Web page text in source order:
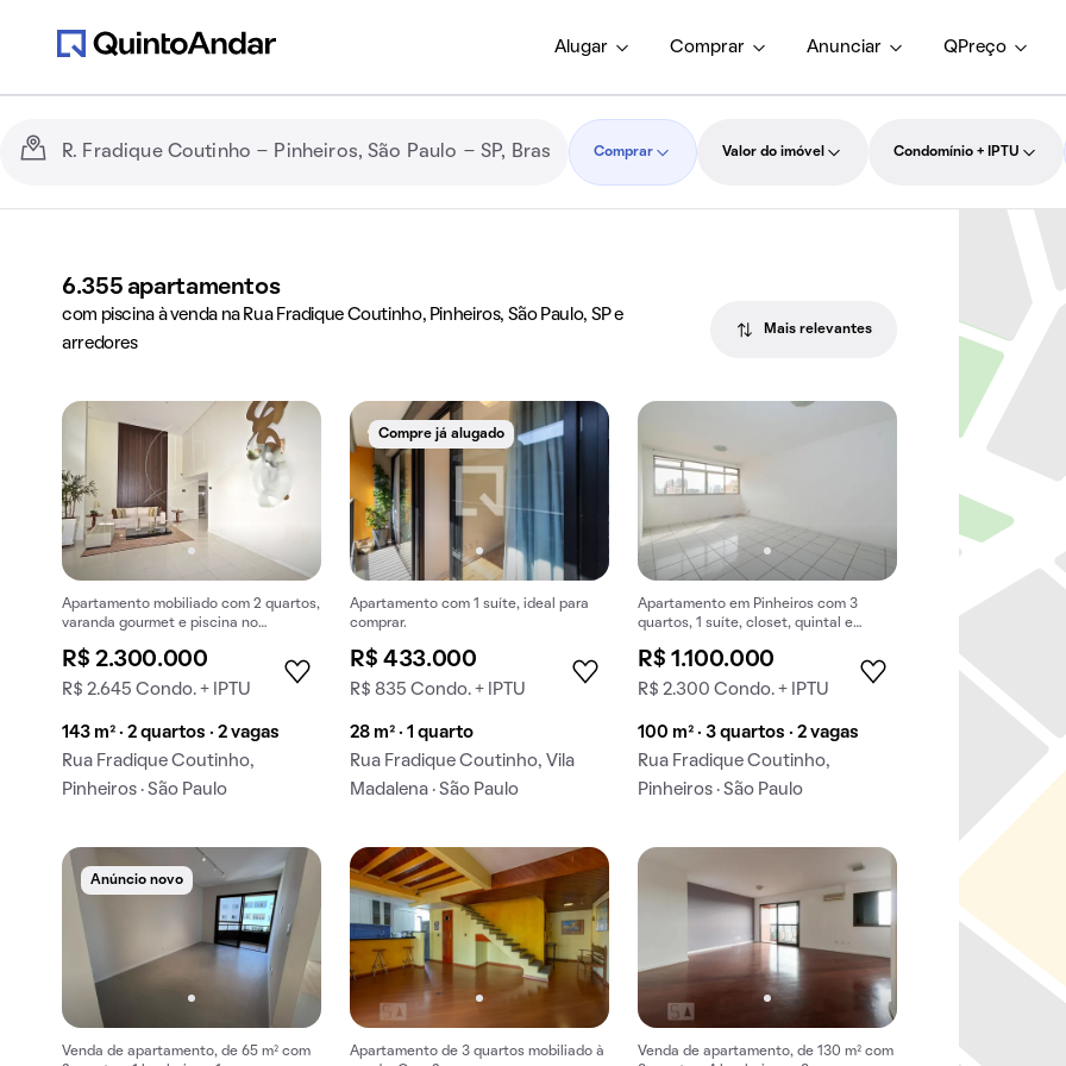
Alugar Comprar Anunciar QPreço
Comprar Valor do imóvel Condomínio + IPTU
6.355 apartamentos
com piscina à venda na Rua Fradique Coutinho, Pinheiros, São Paulo, SP e
arredores
Mais relevantes
Apartamento mobiliado com 2 quartos,
varanda gourmet e piscina no
R$ 2.300.000
R$ 2.645 Condo. + IPTU
143 m² · 2 quartos · 2 vagas
Rua Fradique Coutinho,
Pinheiros · São Paulo
Compre já alugado
Apartamento com 1 suíte, ideal para
comprar.
R$ 433.000
R$ 835 Condo. + IPTU
28 m² · 1 quarto
Rua Fradique Coutinho, Vila
Madalena · São Paulo
Apartamento em Pinheiros com 3
quartos, 1 suíte, closet, quintal e
R$ 1.100.000
R$ 2.300 Condo. + IPTU
100 m² · 3 quartos · 2 vagas
Rua Fradique Coutinho,
Pinheiros · São Paulo
Anúncio novo
Venda de apartamento, de 65 m² com
Apartamento de 3 quartos mobiliado à
Venda de apartamento, de 130 m² com